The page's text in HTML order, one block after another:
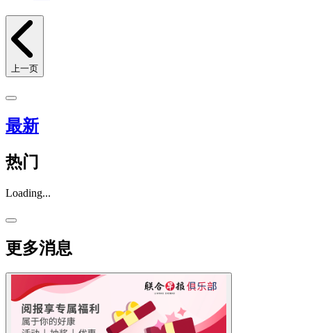
上一页
最新
热门
Loading...
更多消息